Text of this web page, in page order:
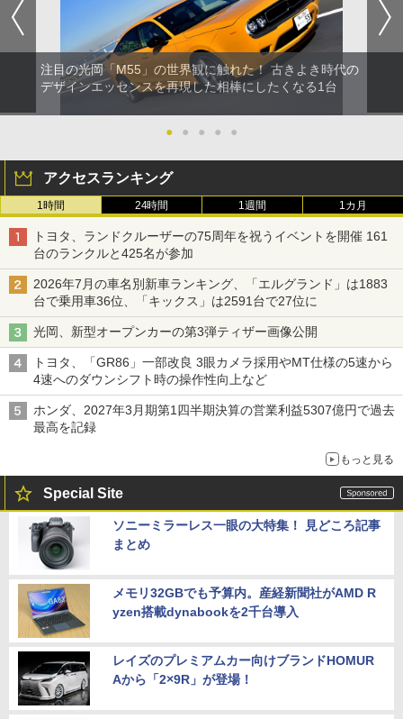
注目の光岡「M55」の世界観に触れた！ 古きよき時代の
デザインエッセンスを再現した相棒にしたくなる1台
● ● ● ● ●
アクセスランキング
1時間 24時間 1週間 1カ月
トヨタ、ランドクルーザーの75周年を祝うイベントを開催 161
台のランクルと425名が参加
2026年7月の車名別新車ランキング、「エルグランド」は1883
台で乗用車36位、「キックス」は2591台で27位に
光岡、新型オープンカーの第3弾ティザー画像公開
トヨタ、「GR86」一部改良 3眼カメラ採用やMT仕様の5速から
4速へのダウンシフト時の操作性向上など
ホンダ、2027年3月期第1四半期決算の営業利益5307億円で過去
最高を記録
もっと見る
Special Site
ソニーミラーレス一眼の大特集！ 見どころ記事
まとめ
メモリ32GBでも予算内。産経新聞社がAMD R
yzen搭載dynabookを2千台導入
レイズのプレミアムカー向けブランドHOMUR
Aから「2×9R」が登場！